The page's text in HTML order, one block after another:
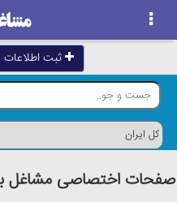
ثبت اطلاعات
صفحات اختصاصی مشاغل